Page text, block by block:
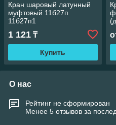
Кран шаровый латунный
муфтовый 11б27п
11б27п1
1 121 ₸
Купить
О нас
Рейтинг не сформирован
Менее 5 отзывов за